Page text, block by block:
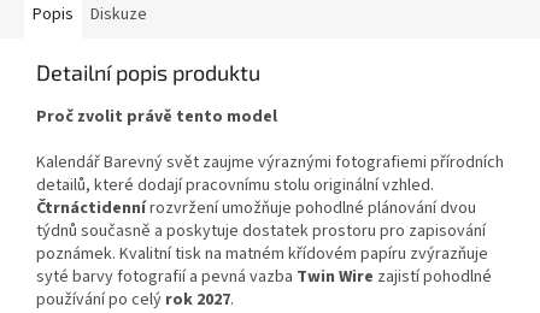
Popis Diskuze
Detailní popis produktu
Proč zvolit právě tento model
Kalendář Barevný svět zaujme výraznými fotografiemi přírodních
detailů, které dodají pracovnímu stolu originální vzhled.
Čtrnáctidennírozvržení umožňuje pohodlné plánování dvou
týdnů současně a poskytuje dostatek prostoru pro zapisování
poznámek. Kvalitní tisk na matném křídovém papíru zvýrazňuje
syté barvy fotografií a pevná vazba Twin Wire zajistí pohodlné
používání po celý rok 2027.